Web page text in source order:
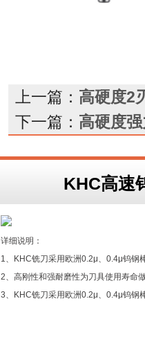
上一篇： 高硬度2
下一篇： 高硬度
KHC高速
详细说明：
1、KHC铣刀采用欧洲0.2μ、0.4μ钨钢
2、高刚性和强耐磨性为刀具使用寿命
3、KHC铣刀采用欧洲0.2μ、0.4μ钨钢